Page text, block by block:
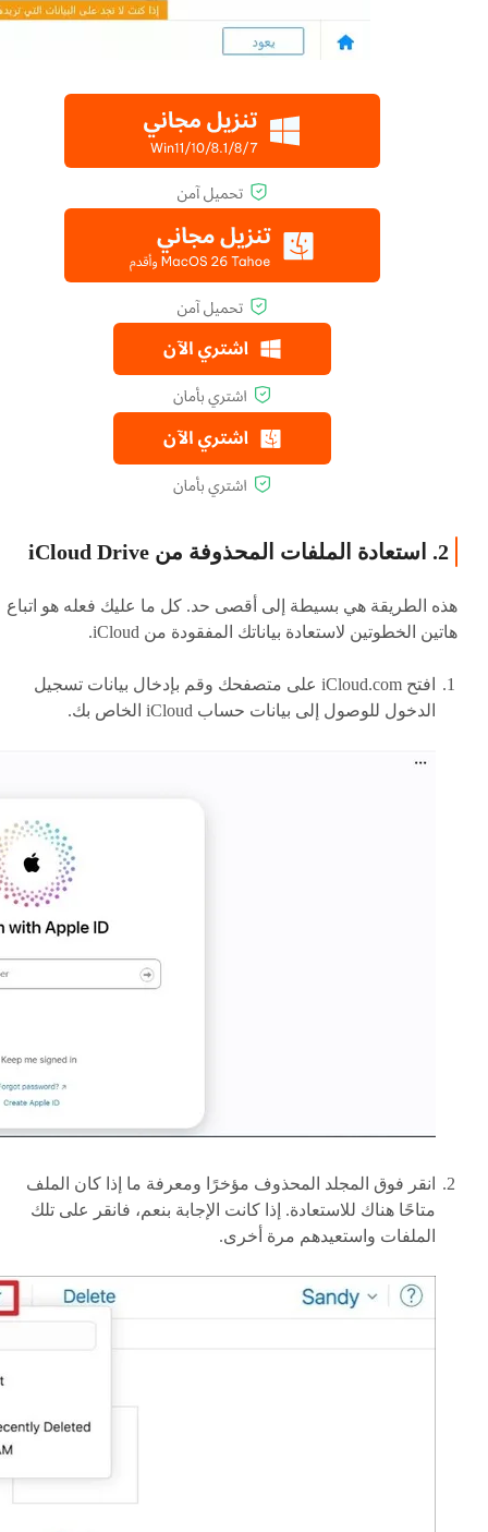
2. استعادة الملفات المحذوفة من iCloud Drive
هذه الطريقة هي بسيطة إلى أقصى حد. كل ما عليك فعله هو اتباع
هاتين الخطوتين لاستعادة بياناتك المفقودة من iCloud.
افتح iCloud.com على متصفحك وقم بإدخال بيانات تسجيل
الدخول للوصول إلى بيانات حساب iCloud الخاص بك.
انقر فوق المجلد المحذوف مؤخرًا ومعرفة ما إذا كان الملف
متاحًا هناك للاستعادة. إذا كانت الإجابة بنعم، فانقر على تلك
الملفات واستعيدهم مرة أخرى.